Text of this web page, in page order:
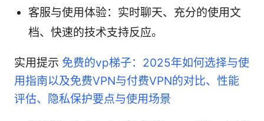
客服与使用体验：实时聊天、充分的使用文
档、快速的技术支持反应。
实用提示 免费的vp梯子：2025年如何选择与使
用指南以及免费VPN与付费VPN的对比、性能
评估、隐私保护要点与使用场景